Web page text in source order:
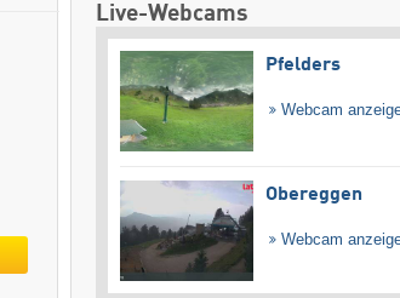
Live-Webcams
Pfelders
Webcam
Obereggen
Webcam